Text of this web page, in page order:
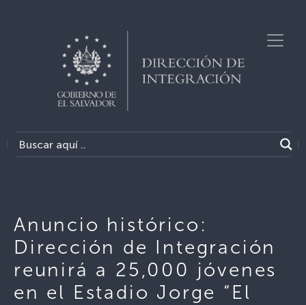
Anuncio histórico:
Dirección de Integración
reunirá a 25,000 jóvenes
en el Estadio Jorge “El